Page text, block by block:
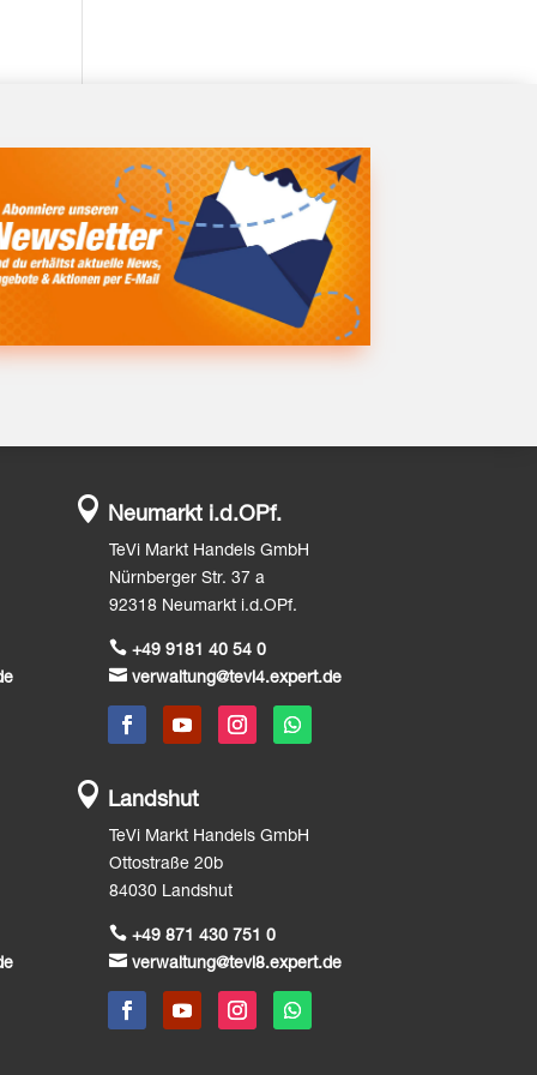
 Neumarkt i.d.OPf.
TeVi Markt Handels GmbH
Nürnberger Str. 37 a
92318 Neumarkt i.d.OPf.
 +49 9181 40 54 0
 verwaltung@tevi4.expert.de
 Landshut
TeVi Markt Handels GmbH
Ottostraße 20b
84030 Landshut
 +49 871 430 751 0
 verwaltung@tevi8.expert.de